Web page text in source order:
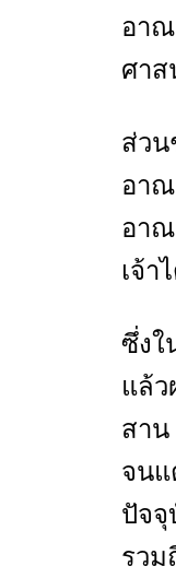
อาณ
ศาส
ส่วน
อา
อา
เจ้า
ซึ่งใ
แล้
สา
จนแ
ปัจจุ
รวม